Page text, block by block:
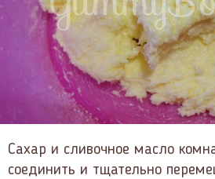
Сахар и сливочное масло
соединить и тщательно